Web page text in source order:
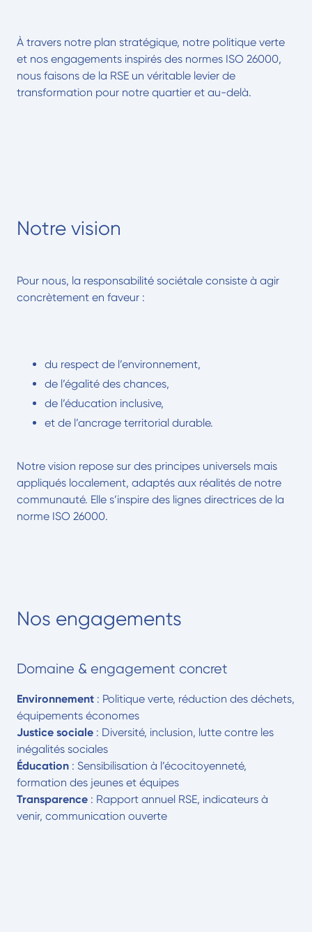
À travers notre plan stratégique, notre politique verte
et nos engagements inspirés des normes ISO 26000,
nous faisons de la RSE un véritable levier de
transformation pour notre quartier et au-delà.
Notre vision
Pour nous, la responsabilité sociétale consiste à agir
concrètement en faveur :
du respect de l’environnement,
de l’égalité des chances,
de l’éducation inclusive,
et de l’ancrage territorial durable.
Notre vision repose sur des principes universels mais
appliqués localement, adaptés aux réalités de notre
communauté. Elle s’inspire des lignes directrices de la
norme ISO 26000.
Nos engagements
Domaine & engagement concret
Environnement : Politique verte, réduction des déchets,
équipements économes
Justice sociale : Diversité, inclusion, lutte contre les
inégalités sociales
Éducation : Sensibilisation à l’écocitoyenneté,
formation des jeunes et équipes
Transparence : Rapport annuel RSE, indicateurs à
venir, communication ouverte